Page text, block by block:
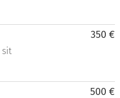
sit
350 €
500 €